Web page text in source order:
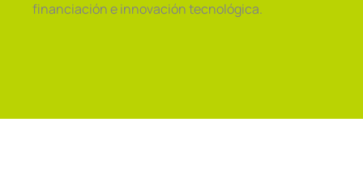
financiación e innovación tecnológica.